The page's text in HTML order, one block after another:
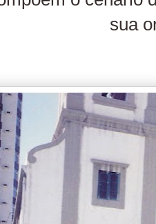
sua